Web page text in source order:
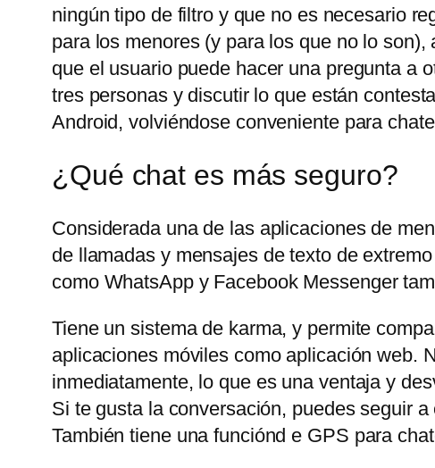
ningún tipo de filtro y que no es necesario
para los menores (y para los que no lo
que el usuario puede hacer una pregunta a
tres personas y discutir lo que están
Android, volviéndose conveniente para
¿Qué chat es más seguro?
Considerada una de las aplicaciones de
de llamadas y mensajes de texto de
como WhatsApp y Facebook Messenger
Tiene un sistema de karma, y permite
aplicaciones móviles como aplicación web.
inmediatamente, lo que es una ventaja y
Si te gusta la conversación, puedes seguir
También tiene una funciónd e GPS para